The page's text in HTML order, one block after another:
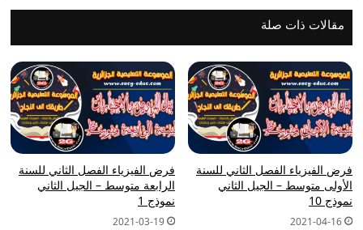
مقالات ذات صلة
فرض الفيزياء الفصل الثاني للسنة
الأولى متوسط – الجيل الثاني
نموذج 10
2021-04-16
فرض الفيزياء الفصل الثاني للسنة
الرابعة متوسط – الجيل الثاني
نموذج 1
2021-03-19